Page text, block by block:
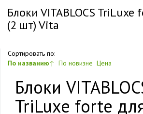
Блоки VITABLOCS TriLuxe
(2 шт) Vita
Сортировать по:
По названию↑ По новизне Цена
Блоки
TriLuxe forte